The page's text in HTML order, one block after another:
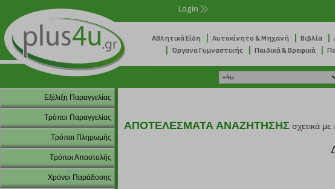
Login
Αθλητικά Είδη Αυτοκίνητο & Μηχανή Βιβλία
Όργανα Γυμναστικής Παιδικά & Βρεφικά
Εξέλιξη Παραγγελίας
Τρόποι Παραγγελίας
Τρόποι Πληρωμής
Τρόποι Αποστολής
Χρόνοι Παράδοσης
ΑΠΟΤΕΛΕΣΜΑΤΑ ΑΝΑΖΗΤΗΣΗΣ σχετικά με